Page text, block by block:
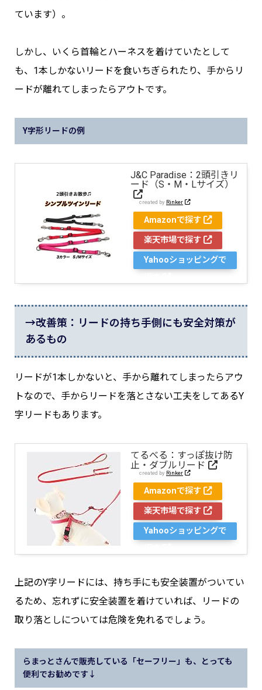
ています）。
しかし、いくら首輪とハーネスを着けていたとして
も、1本しかないリードを食いちぎられたり、手からリ
ードが離れてしまったらアウトです。
Y字形リードの例
J&C Paradise：2頭引きリ
ード（S・M・Lサイズ）
created by Rinker
Amazonで探す
楽天市場で探す
Yahooショッピングで
→改善策：リードの持ち手側にも安全対策が
あるもの
リードが1本しかないと、手から離れてしまったらアウ
トなので、手からリードを落とさない工夫をしてあるY
字リードもあります。
てるべる：すっぽ抜け防
止・ダブルリード
created by Rinker
Amazonで探す
楽天市場で探す
Yahooショッピングで
上記のY字リードには、持ち手にも安全装置がついてい
るため、忘れずに安全装置を着けていれば、リードの
取り落としについては危険を免れるでしょう。
らまっとさんで販売している「セーフリー」も、とっても
便利でお勧めです↓